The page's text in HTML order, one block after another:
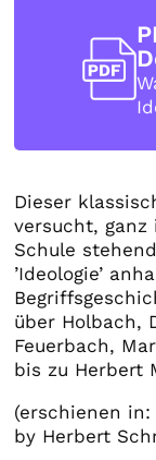
Dieser
versucht,
Schule
’Ideologie’
über Holbach,
Feuerbach,
bis zu Herbert
(erschienen in:
by Herbert